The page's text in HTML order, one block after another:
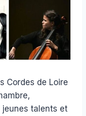
Cordes de Loire
talents et